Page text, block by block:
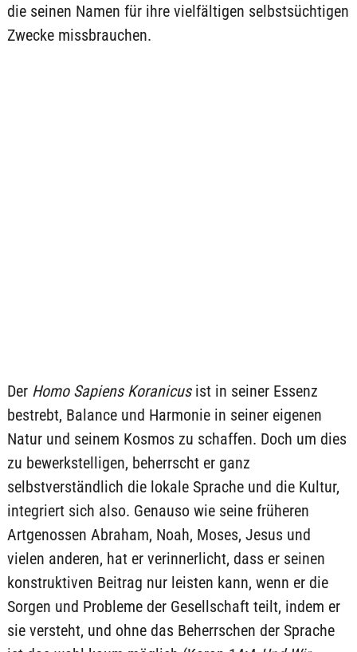
die seinen Namen für ihre vielfältigen selbstsüchtigen
Zwecke missbrauchen.
Der Homo Sapiens Koranicusist in seiner Essenz
bestrebt, Balance und Harmonie in seiner eigenen
Natur und seinem Kosmos zu schaffen. Doch um dies
zu bewerkstelligen, beherrscht er ganz
selbstverständlich die lokale Sprache und die Kultur,
integriert sich also. Genauso wie seine früheren
Artgenossen Abraham, Noah, Moses, Jesus und
vielen anderen, hat er verinnerlicht, dass er seinen
konstruktiven Beitrag nur leisten kann, wenn er die
Sorgen und Probleme der Gesellschaft teilt, indem er
sie versteht, und ohne das Beherrschen der Sprache